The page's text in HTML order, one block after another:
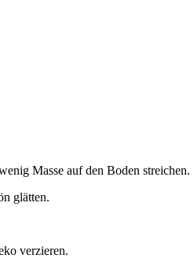
Masse auf den Boden streichen.
glätten.
verzieren.